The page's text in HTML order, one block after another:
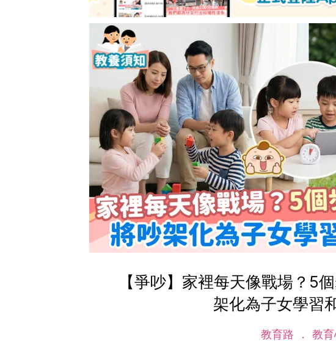
【爭吵】家裡每天像戰場？5
架化為子女學習
教育路 教